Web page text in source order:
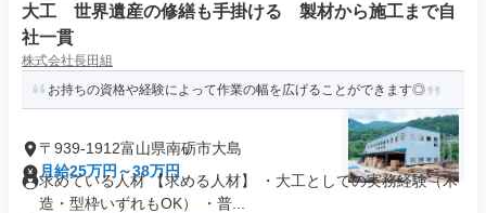
大工 世界遺産の修繕も手掛ける 製材から施工まで自
社一貫
株式会社長田組
お持ちの資格や経験によって作業の幅を広げることができます◎
〒939-1912富山県南砺市大島
月給25万円～38万円
求めている人材 【求める人材】 ・大工としての実務経験（木
造・型枠いずれもOK） ・普...